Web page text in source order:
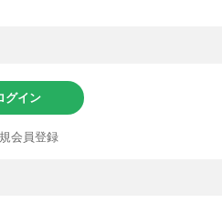
グイン
会員登録